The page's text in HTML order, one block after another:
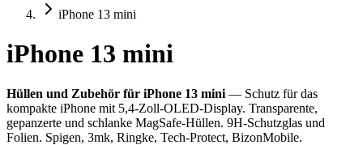
iPhone 13 mini
iPhone 13 mini
Hüllen und Zubehör für iPhone 13 mini — Schutz für das
kompakte iPhone mit 5,4-Zoll-OLED-Display. Transparente,
gepanzerte und schlanke MagSafe-Hüllen. 9H-Schutzglas und
Folien. Spigen, 3mk, Ringke, Tech-Protect, BizonMobile.